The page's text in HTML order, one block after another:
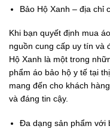
Bảo Hộ Xanh – địa chỉ
Khi bạn quyết định mua
nguồn cung cấp uy tín và
Hộ Xanh là một trong
phẩm áo bảo hộ y tế tại
mang đến cho khách
và đáng tin cậy.
Đa dạng sản phẩm với